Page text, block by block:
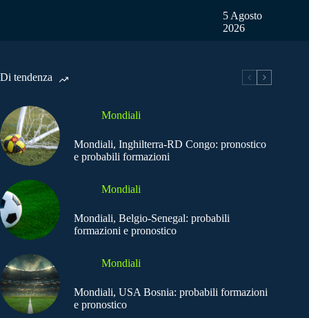
5 Agosto
2026
Di tendenza
Mondiali
Mondiali, Inghilterra-RD Congo: pronostico
e probabili formazioni
Mondiali
Mondiali, Belgio-Senegal: probabili
formazioni e pronostico
Mondiali
Mondiali, USA Bosnia: probabili formazioni
e pronostico